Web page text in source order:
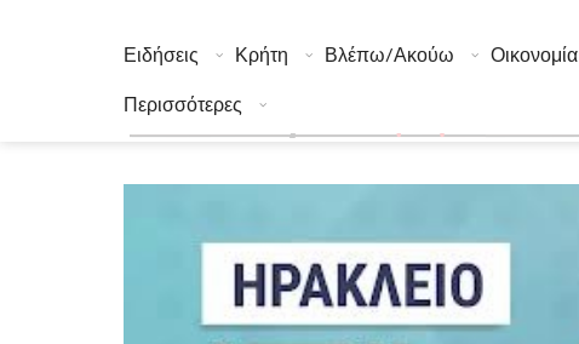
Ειδήσεις Κρήτη Βλέπω/Ακούω Οικονομία
Περισσότερες